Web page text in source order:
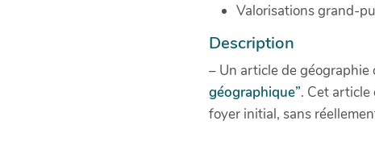
Valorisations grand-
Description
– Un article de
géographique”. Cet article
foyer initial, sans